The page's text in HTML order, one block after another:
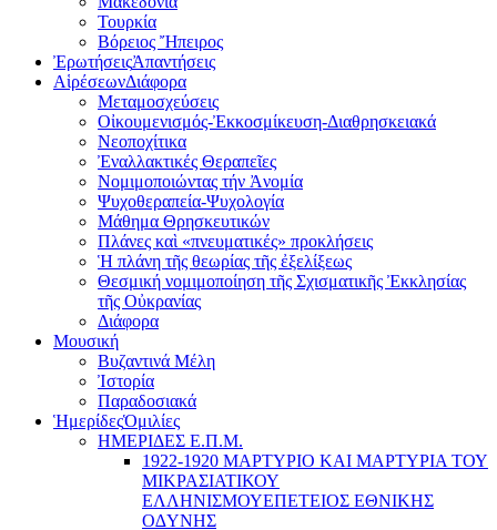
Τουρκία
Βόρειος Ἤπειρος
ἘρωτήσειςἈπαντήσεις
ΑἱρέσεωνΔιάφορα
Μεταμοσχεύσεις
Οἰκουμενισμός-Ἐκκοσμίκευση-Διαθρησκειακά
Νεοποχίτικα
Ἐναλλακτικές Θεραπεῖες
Νομιμοποιώντας τήν Ἀνομία
Ψυχοθεραπεία-Ψυχολογία
Μάθημα Θρησκευτικών
Πλάνες καὶ «πνευματικές» προκλήσεις
Ἡ πλάνη τῆς θεωρίας τῆς ἐξελίξεως
Θεσμική νομιμοποίηση τῆς Σχισματικῆς Ἐκκλησίας
τῆς Οὐκρανίας
Διάφορα
Μουσική
Βυζαντινά Μέλη
Ἰστορία
Παραδοσιακά
ἩμερίδεςὉμιλίες
ΗΜΕΡΙΔΕΣ Ε.Π.Μ.
1922-1920 ΜΑΡΤΥΡΙΟ ΚΑI ΜΑΡΤΥΡIΑ ΤΟΥ
ΜΙΚΡΑΣΙΑΤΙΚΟΥ
EΛΛΗΝΙΣΜΟΥEΠEΤΕΙΟΣ EΘΝΙΚHΣ
O∆YΝΗΣ